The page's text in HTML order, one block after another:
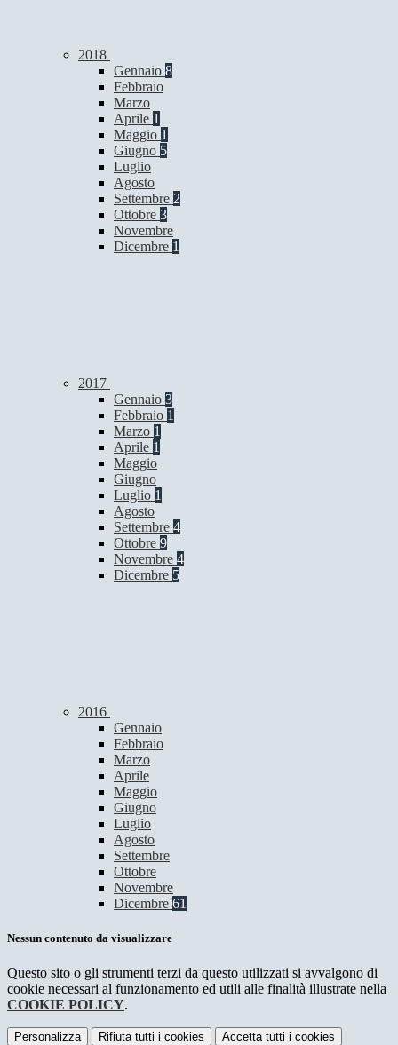
2018
Gennaio 8
Febbraio
Marzo
Aprile 1
Maggio 1
Giugno 5
Luglio
Agosto
Settembre 2
Ottobre 3
Novembre
Dicembre 1
2017
Gennaio 3
Febbraio 1
Marzo 1
Aprile 1
Maggio
Giugno
Luglio 1
Agosto
Settembre 4
Ottobre 9
Novembre 4
Dicembre 5
2016
Gennaio
Febbraio
Marzo
Aprile
Maggio
Giugno
Luglio
Agosto
Settembre
Ottobre
Novembre
Dicembre 61
Nessun contenuto da visualizzare
Questo sito o gli strumenti terzi da questo utilizzati si avvalgono di
cookie necessari al funzionamento ed utili alle finalità illustrate nella
COOKIE POLICY.
Personalizza Rifiuta tutti i cookies Accetta tutti i cookies